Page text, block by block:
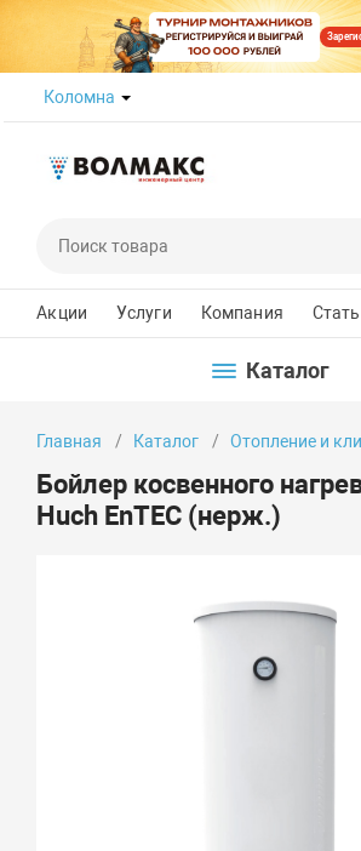
Коломна
Акции Услуги Компания
Каталог
Главная Каталог Отопление и
Бойлер косвенного
Huch EnTEC (нерж.)